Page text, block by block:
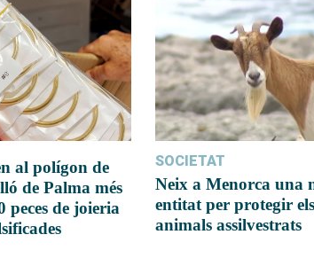
al polígon de
de Palma més
peces de joieria
SOCIETAT
Neix a Menorca una
entitat per protegir els
animals assilvestrats